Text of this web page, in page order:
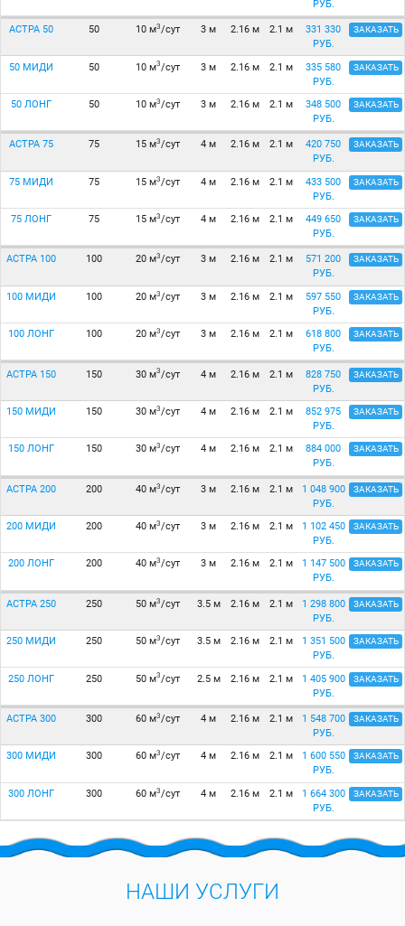
РУБ.
АСТРА 50 50 10 м3/сут 3 м 2.16 м 2.1 м
331 330
РУБ.
ЗАКАЗАТЬ
50 МИДИ 50 10 м3/сут 3 м 2.16 м 2.1 м
335 580
РУБ.
ЗАКАЗАТЬ
50 ЛОНГ 50 10 м3/сут 3 м 2.16 м 2.1 м
348 500
РУБ.
ЗАКАЗАТЬ
АСТРА 75 75 15 м3/сут 4 м 2.16 м 2.1 м
420 750
РУБ.
ЗАКАЗАТЬ
75 МИДИ 75 15 м3/сут 4 м 2.16 м 2.1 м
433 500
РУБ.
ЗАКАЗАТЬ
75 ЛОНГ 75 15 м3/сут 4 м 2.16 м 2.1 м
449 650
РУБ.
ЗАКАЗАТЬ
АСТРА 100 100 20 м3/сут 3 м 2.16 м 2.1 м
571 200
РУБ.
ЗАКАЗАТЬ
100 МИДИ 100 20 м3/сут 3 м 2.16 м 2.1 м
597 550
РУБ.
ЗАКАЗАТЬ
100 ЛОНГ 100 20 м3/сут 3 м 2.16 м 2.1 м
618 800
РУБ.
ЗАКАЗАТЬ
АСТРА 150 150 30 м3/сут 4 м 2.16 м 2.1 м
828 750
РУБ.
ЗАКАЗАТЬ
150 МИДИ 150 30 м3/сут 4 м 2.16 м 2.1 м
852 975
РУБ.
ЗАКАЗАТЬ
150 ЛОНГ 150 30 м3/сут 4 м 2.16 м 2.1 м
884 000
РУБ.
ЗАКАЗАТЬ
АСТРА 200 200 40 м3/сут 3 м 2.16 м 2.1 м
1 048 900
РУБ.
ЗАКАЗАТЬ
200 МИДИ 200 40 м3/сут 3 м 2.16 м 2.1 м
1 102 450
РУБ.
ЗАКАЗАТЬ
200 ЛОНГ 200 40 м3/сут 3 м 2.16 м 2.1 м
1 147 500
РУБ.
ЗАКАЗАТЬ
АСТРА 250 250 50 м3/сут 3.5 м 2.16 м 2.1 м
1 298 800
РУБ.
ЗАКАЗАТЬ
250 МИДИ 250 50 м3/сут 3.5 м 2.16 м 2.1 м
1 351 500
РУБ.
ЗАКАЗАТЬ
250 ЛОНГ 250 50 м3/сут 2.5 м 2.16 м 2.1 м
1 405 900
РУБ.
ЗАКАЗАТЬ
АСТРА 300 300 60 м3/сут 4 м 2.16 м 2.1 м
1 548 700
РУБ.
ЗАКАЗАТЬ
300 МИДИ 300 60 м3/сут 4 м 2.16 м 2.1 м
1 600 550
РУБ.
ЗАКАЗАТЬ
300 ЛОНГ 300 60 м3/сут 4 м 2.16 м 2.1 м
1 664 300
РУБ.
ЗАКАЗАТЬ
НАШИ УСЛУГИ